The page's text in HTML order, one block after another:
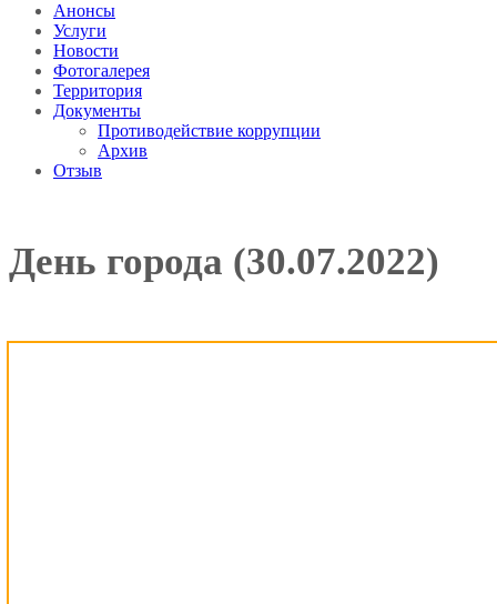
Анонсы
Услуги
Новости
Фотогалерея
Территория
Документы
Противодействие коррупции
Архив
Отзыв
День города (30.07.2022)